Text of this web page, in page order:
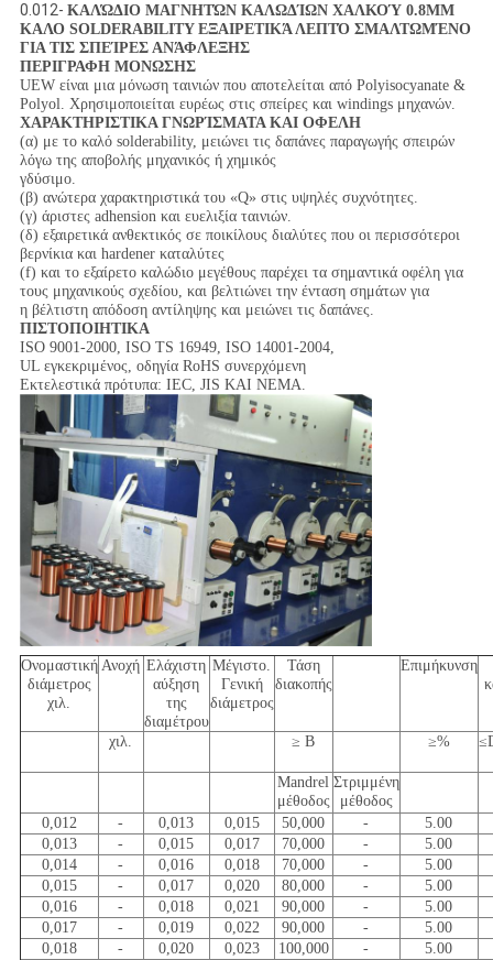
0.012- ΚΑΛΏΔΙΟ ΜΑΓΝΗΤΏΝ ΚΑΛΩΔΊΩΝ ΧΑΛΚΟΎ 0.8MM
ΚΑΛΟ SOLDERABILITY ΕΞΑΙΡΕΤΙΚΆ ΛΕΠΤΌ ΣΜΑΛΤΩΜΈΝΟ
ΓΙΑ ΤΙΣ ΣΠΕΊΡΕΣ ΑΝΆΦΛΕΞΗΣ
ΠΕΡΙΓΡΑΦΗ ΜΟΝΩΣΗΣ
UEW είναι μια μόνωση ταινιών που αποτελείται από Polyisocyanate &
Polyol. Χρησιμοποιείται ευρέως στις σπείρες και windings μηχανών.
ΧΑΡΑΚΤΗΡΙΣΤΙΚΑ ΓΝΩΡΊΣΜΑΤΑ ΚΑΙ ΟΦΕΛΗ
(α) με το καλό solderability, μειώνει τις δαπάνες παραγωγής σπειρών
λόγω της αποβολής μηχανικός ή χημικός
γδύσιμο.
(β) ανώτερα χαρακτηριστικά του «Q» στις υψηλές συχνότητες.
(γ) άριστες adhension και ευελιξία ταινιών.
(δ) εξαιρετικά ανθεκτικός σε ποικίλους διαλύτες που οι περισσότεροι
βερνίκια και hardener καταλύτες
(f) και το εξαίρετο καλώδιο μεγέθους παρέχει τα σημαντικά οφέλη για
τους μηχανικούς σχεδίου, και βελτιώνει την ένταση σημάτων για
η βέλτιστη απόδοση αντίληψης και μειώνει τις δαπάνες.
ΠΙΣΤΟΠΟΙΗΤΙΚΑ
ISO 9001-2000, ISO TS 16949, ISO 14001-2004,
UL εγκεκριμένος, οδηγία RoHS συνερχόμενη
Εκτελεστικά πρότυπα: IEC, JIS ΚΑΙ NEMA.
Ονομαστική
διάμετρος
χιλ.
Ανοχή Ελάχιστη
αύξηση
της
διαμέτρου
Μέγιστο.
Γενική
διάμετρος
Τάση
διακοπής
Επιμήκυνση
χιλ. ≥ Β ≥%
Mandrel
μέθοδος
Στριμμένη
μέθοδος
0,012
- 0,013 0,015 50,000 -
5.00
0,013
- 0,015 0,017 70,000 -
5.00
0,014
- 0,016 0,018 70,000 -
5.00
0,015
- 0,017 0,020 80,000 -
5.00
0,016
- 0,018 0,021 90,000 -
5.00
0,017
- 0,019 0,022 90,000 -
5.00
0,018
- 0,020 0,023 100,000 - 5.00